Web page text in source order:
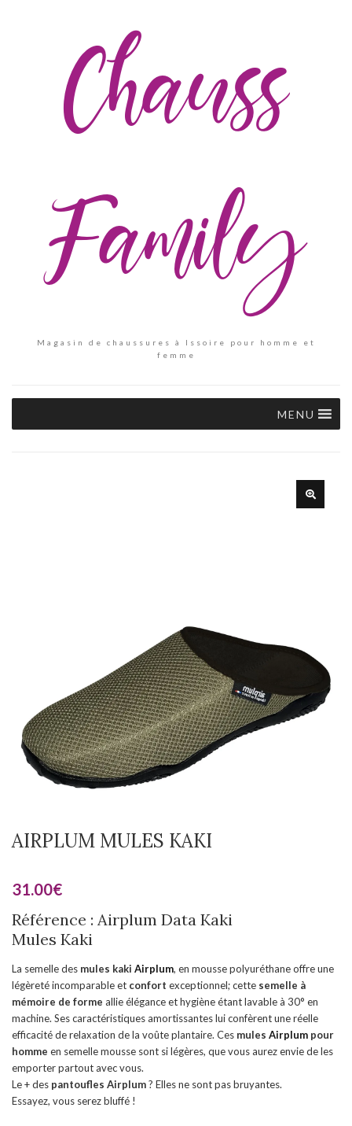
Chauss
Family
Magasin de chaussures à Issoire pour homme et
femme
MENU
AIRPLUM MULES KAKI
31.00€
Référence : Airplum Data Kaki
Mules Kaki
La semelle des mules kaki Airplum, en mousse polyuréthane offre une
légèreté incomparable et confort exceptionnel; cette semelle à
mémoire de forme allie élégance et hygiène étant lavable à 30° en
machine. Ses caractéristiques amortissantes lui confèrent une réelle
efficacité de relaxation de la voûte plantaire. Ces mules Airplum pour
homme en semelle mousse sont si légères, que vous aurez envie de les
emporter partout avec vous.
Le + des pantoufles Airplum? Elles ne sont pas bruyantes.
Essayez, vous serez bluffé !